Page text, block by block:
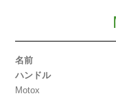
名前
ハンドル
Motox